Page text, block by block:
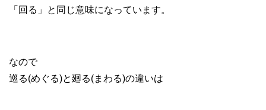
「回る」と同じ意味になっています。
なので
巡る(めぐる)と廻る(まわる)の違いは